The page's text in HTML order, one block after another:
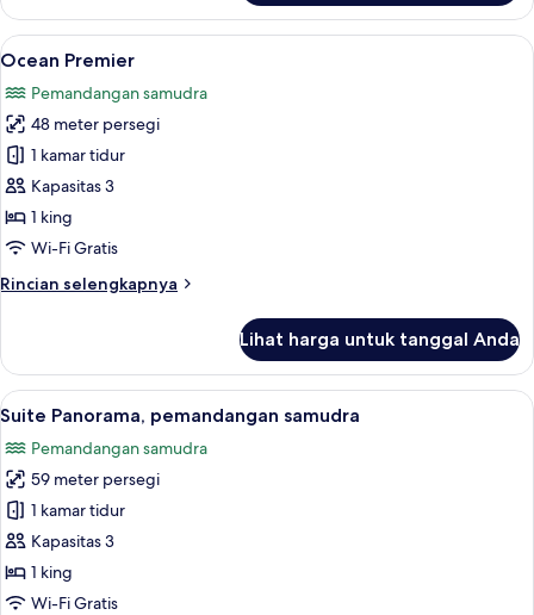
Ocean
Deluxe
King
Lihat
semua
foto
untuk
Ocean
Premier
Ocean Premier | Seprai katun
6
Ocean Premier
Pemandangan samudra
48 meter persegi
1 kamar tidur
Kapasitas 3
1 king
Wi-Fi Gratis
Rincian selengkapnya
Rincian
Ocean
Premier
Lihat harga untuk tanggal Anda
Lihat
semua
foto
untuk
Suite
Panorama,
pemandangan
samudra
Suite Panorama, pemandangan
7
Suite Panorama, pemandangan samudra
Pemandangan samudra
59 meter persegi
1 kamar tidur
Kapasitas 3
1 king
Wi-Fi Gratis